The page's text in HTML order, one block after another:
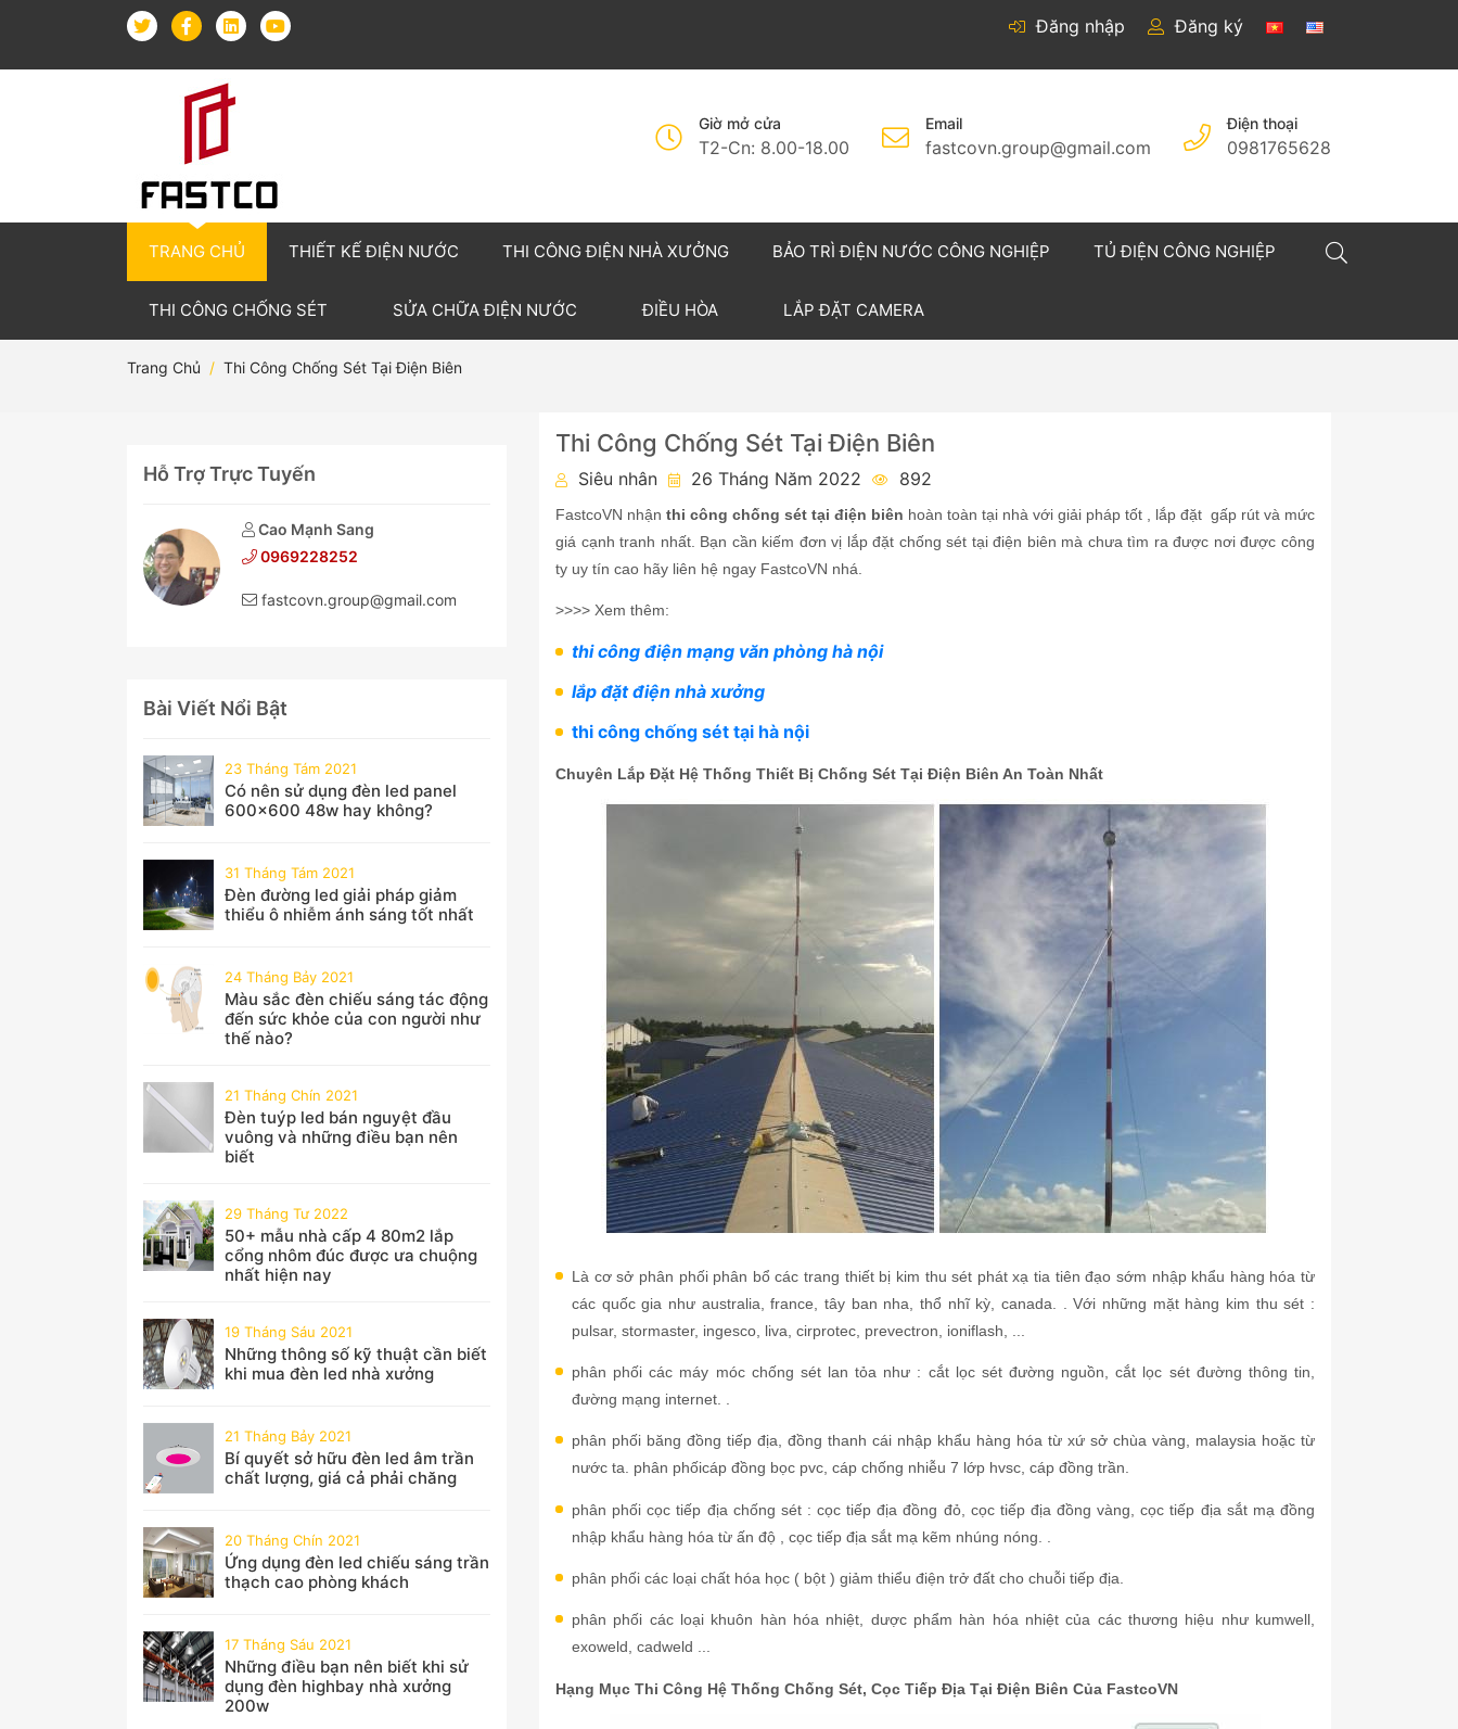
Đăng nhập Đăng ký
Giờ mở cửa
T2-Cn: 8.00-18.00
Email
fastcovn.group@gmail.com
Điện thoại
0981765628
TRANG CHỦ THIẾT KẾ ĐIỆN NƯỚC THI CÔNG ĐIỆN NHÀ XƯỞNG BẢO TRÌ ĐIỆN NƯỚC CÔNG NGHIỆP TỦ ĐIỆN CÔNG NGHIỆP
THI CÔNG CHỐNG SÉT SỬA CHỮA ĐIỆN NƯỚC ĐIỀU HÒA LẮP ĐẶT CAMERA
Trang Chủ Thi Công Chống Sét Tại Điện Biên
Hỗ Trợ Trực Tuyến
Cao Mạnh Sang
0969228252
fastcovn.group@gmail.com
Bài Viết Nổi Bật
23 Tháng Tám 2021
Có nên sử dụng đèn led panel
600x600 48w hay không?
31 Tháng Tám 2021
Đèn đường led giải pháp giảm
thiểu ô nhiễm ánh sáng tốt nhất
24 Tháng Bảy 2021
Màu sắc đèn chiếu sáng tác động
đến sức khỏe của con người như
thế nào?
21 Tháng Chín 2021
Đèn tuýp led bán nguyệt đầu
vuông và những điều bạn nên
biết
29 Tháng Tư 2022
50+ mẫu nhà cấp 4 80m2 lắp
cổng nhôm đúc được ưa chuộng
nhất hiện nay
19 Tháng Sáu 2021
Những thông số kỹ thuật cần biết
khi mua đèn led nhà xưởng
21 Tháng Bảy 2021
Bí quyết sở hữu đèn led âm trần
chất lượng, giá cả phải chăng
20 Tháng Chín 2021
Ứng dụng đèn led chiếu sáng trần
thạch cao phòng khách
17 Tháng Sáu 2021
Những điều bạn nên biết khi sử
dụng đèn highbay nhà xưởng
200w
Thi Công Chống Sét Tại Điện Biên
Siêu nhân 26 Tháng Năm 2022 892
FastcoVN nhận thi công chống sét tại điện biên hoàn toàn tại nhà với giải pháp tốt , lắp đặt gấp rút và mức
giá cạnh tranh nhất. Bạn cần kiếm đơn vị lắp đặt chống sét tại điện biên mà chưa tìm ra được nơi được công
ty uy tín cao hãy liên hệ ngay FastcoVN nhá.
>>>> Xem thêm:
thi công điện mạng văn phòng hà nội
lắp đặt điện nhà xưởng
thi công chống sét tại hà nội
Chuyên Lắp Đặt Hệ Thống Thiết Bị Chống Sét Tại Điện Biên An Toàn Nhất
Là cơ sở phân phối phân bổ các trang thiết bị kim thu sét phát xạ tia tiên đạo sớm nhập khẩu hàng hóa từ
các quốc gia như australia, france, tây ban nha, thổ nhĩ kỳ, canada. . Với những mặt hàng kim thu sét :
pulsar, stormaster, ingesco, liva, cirprotec, prevectron, ioniflash, ...
phân phối các máy móc chống sét lan tỏa như : cắt lọc sét đường nguồn, cắt lọc sét đường thông tin,
đường mạng internet. .
phân phối băng đồng tiếp địa, đồng thanh cái nhập khẩu hàng hóa từ xứ sở chùa vàng, malaysia hoặc từ
nước ta. phân phốicáp đồng bọc pvc, cáp chống nhiễu 7 lớp hvsc, cáp đồng trần.
phân phối cọc tiếp địa chống sét : cọc tiếp địa đồng đỏ, cọc tiếp địa đồng vàng, cọc tiếp địa sắt mạ đồng
nhập khẩu hàng hóa từ ấn độ , cọc tiếp địa sắt mạ kẽm nhúng nóng. .
phân phối các loại chất hóa học ( bột ) giảm thiểu điện trở đất cho chuỗi tiếp địa.
phân phối các loại khuôn hàn hóa nhiệt, dược phẩm hàn hóa nhiệt của các thương hiệu như kumwell,
exoweld, cadweld ...
Hạng Mục Thi Công Hệ Thống Chống Sét, Cọc Tiếp Địa Tại Điện Biên Của FastcoVN